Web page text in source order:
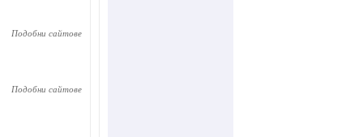
Подобни сайтове
Подобни сайтове